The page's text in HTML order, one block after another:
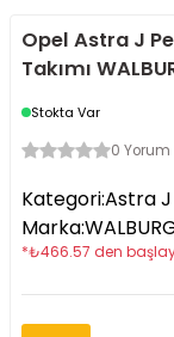
Opel Astra J
Takımı
Stokta Var
0 Yorum
Kategori:Astra J
Marka:
*₺466.57 den